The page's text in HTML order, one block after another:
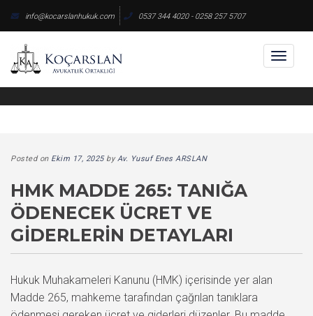
content
info@kocarslanhukuk.com 0537 344 4020 - 0258 257 5707
Posted on Ekim 17, 2025byAv. Yusuf Enes ARSLAN
HMK MADDE 265: TANIĞA
ÖDENECEK ÜCRET VE
GIDERLERIN DETAYLARI
Hukuk Muhakameleri Kanunu (HMK) içerisinde yer alan
Madde 265, mahkeme tarafından çağrılan tanıklara